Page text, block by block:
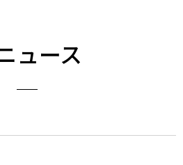
ュース